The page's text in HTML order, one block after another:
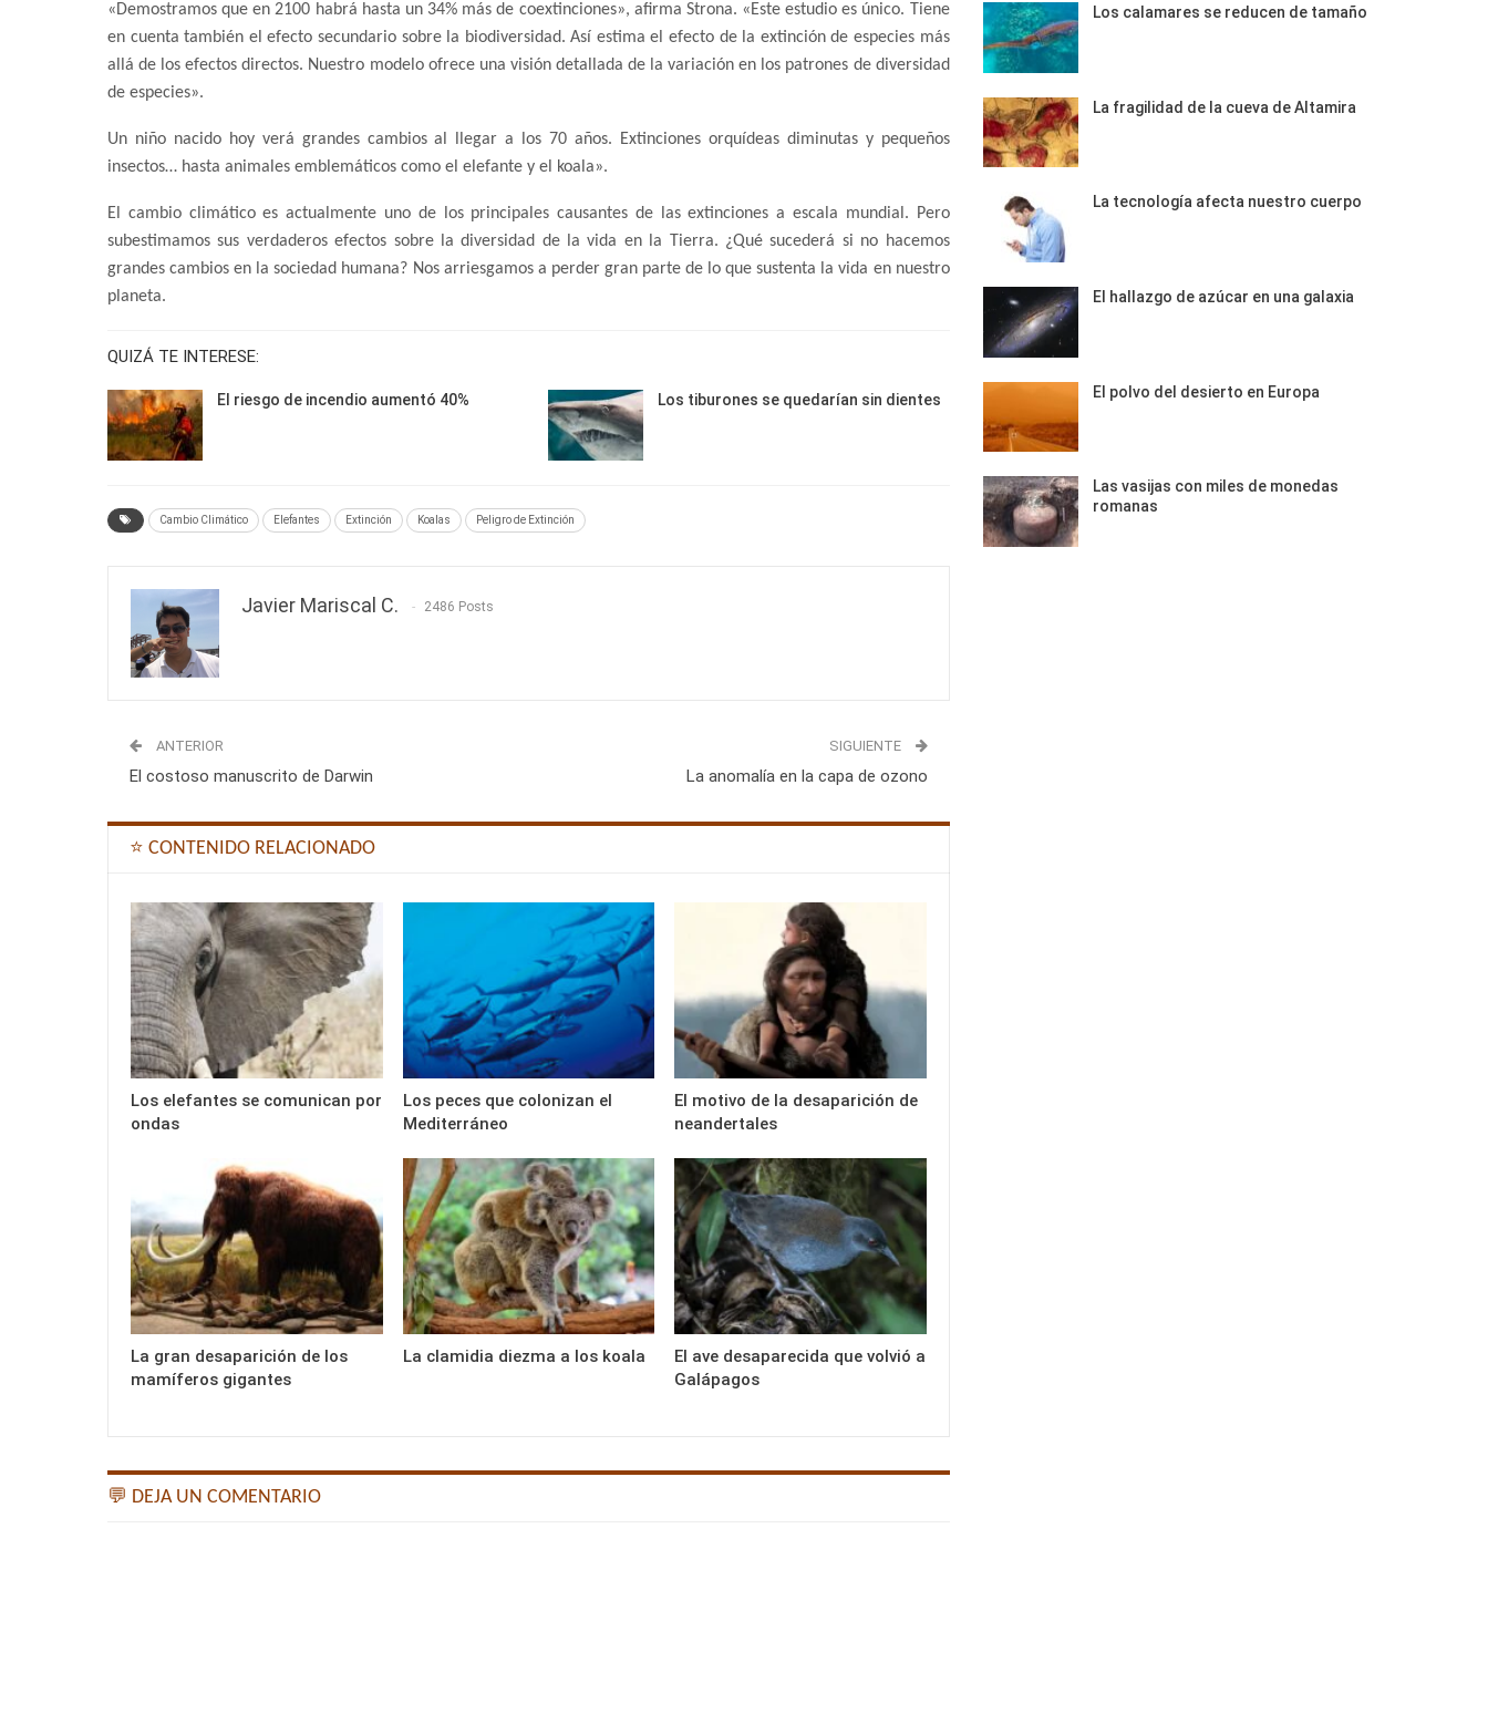
«Demostramos que en 2100 habrá hasta un 34% más de coextinciones», afirma Strona. «Este estudio es único. Tiene
en cuenta también el efecto secundario sobre la biodiversidad. Así estima el efecto de la extinción de especies más
allá de los efectos directos. Nuestro modelo ofrece una visión detallada de la variación en los patrones de diversidad
de especies».
Un niño nacido hoy verá grandes cambios al llegar a los 70 años. Extinciones orquídeas diminutas y pequeños
insectos… hasta animales emblemáticos como el elefante y el koala».
El cambio climático es actualmente uno de los principales causantes de las extinciones a escala mundial. Pero
subestimamos sus verdaderos efectos sobre la diversidad de la vida en la Tierra. ¿Qué sucederá si no hacemos
grandes cambios en la sociedad humana? Nos arriesgamos a perder gran parte de lo que sustenta la vida en nuestro
planeta.
QUIZÁ TE INTERESE:
El riesgo de incendio aumentó 40% Los tiburones se quedarían sin dientes
Cambio Climático Elefantes Extinción Koalas Peligro de Extinción
Javier Mariscal C. 2486 Posts
ANTERIOR
El costoso manuscrito de Darwin
SIGUIENTE
La anomalía en la capa de ozono
⭐ CONTENIDO RELACIONADO
Los elefantes se comunican por
ondas
Los peces que colonizan el
Mediterráneo
El motivo de la desaparición de
neandertales
La gran desaparición de los
mamíferos gigantes
La clamidia diezma a los koala
El ave desaparecida que volvió a
Galápagos
💬 DEJA UN COMENTARIO
Los calamares se reducen de tamaño
La fragilidad de la cueva de Altamira
La tecnología afecta nuestro cuerpo
El hallazgo de azúcar en una galaxia
El polvo del desierto en Europa
Las vasijas con miles de monedas
romanas